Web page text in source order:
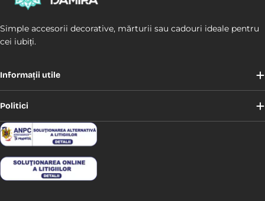
Simple accesorii decorative, mărturii sau cadouri ideale pentru
cei iubiți.
Informații utile
Politici